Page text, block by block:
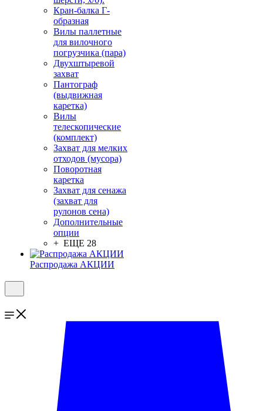
Кран-балка Г-
образная
Вилы паллетные
для вилочного
погрузчика (пара)
Двухштыревой
захват
Пантограф
(выдвижная
каретка)
Вилы
телескопические
(комплект)
Захват для мелких
отходов (мусора)
Поворотная
каретка
Захват для сенажа
(захват для
рулонов сена)
Дополнительные
опции
+ ЕЩЕ 28
Распродажа АКЦИИ